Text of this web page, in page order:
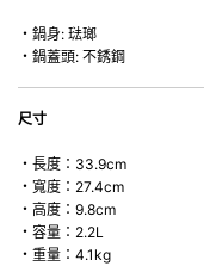
・鍋身: 琺瑯
・鍋蓋頭: 不銹鋼
尺寸
・長度：33.9cm
・寬度：27.4cm
・高度：9.8cm
・容量：2.2L
・重量：4.1kg